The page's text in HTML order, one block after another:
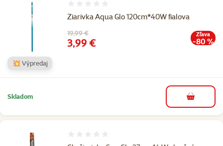
Ziarivka Aqua Glo 120cm*40W fialova
Pôvodná cena
19,99 €
Cena
3,99 €
Zľava
-80 %
💥 Výpredaj
Skladom do košíka